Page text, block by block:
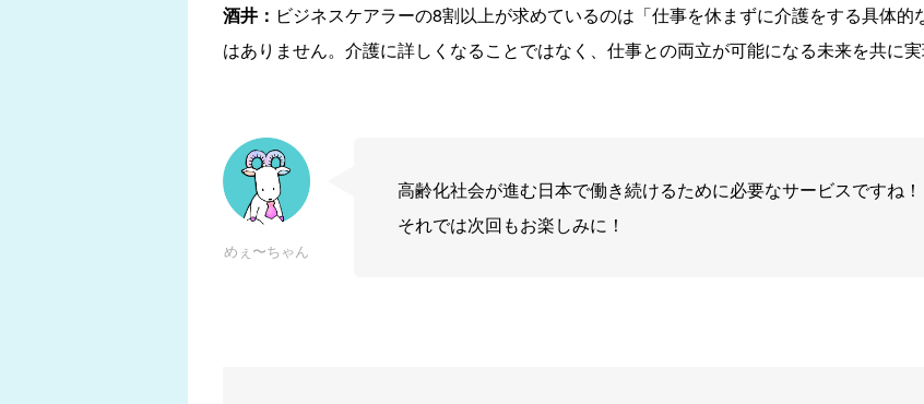
酒井： ビジネスケアラーの8割以上が求めているのは「仕事を休まずに介護をする具体
はありません。介護に詳しくなることではなく、仕事との両立が可能になる未来を共に実
めぇ〜ちゃん
高齢化社会が進む日本で働き続けるために必要なサービスですね！
それでは次回もお楽しみに！